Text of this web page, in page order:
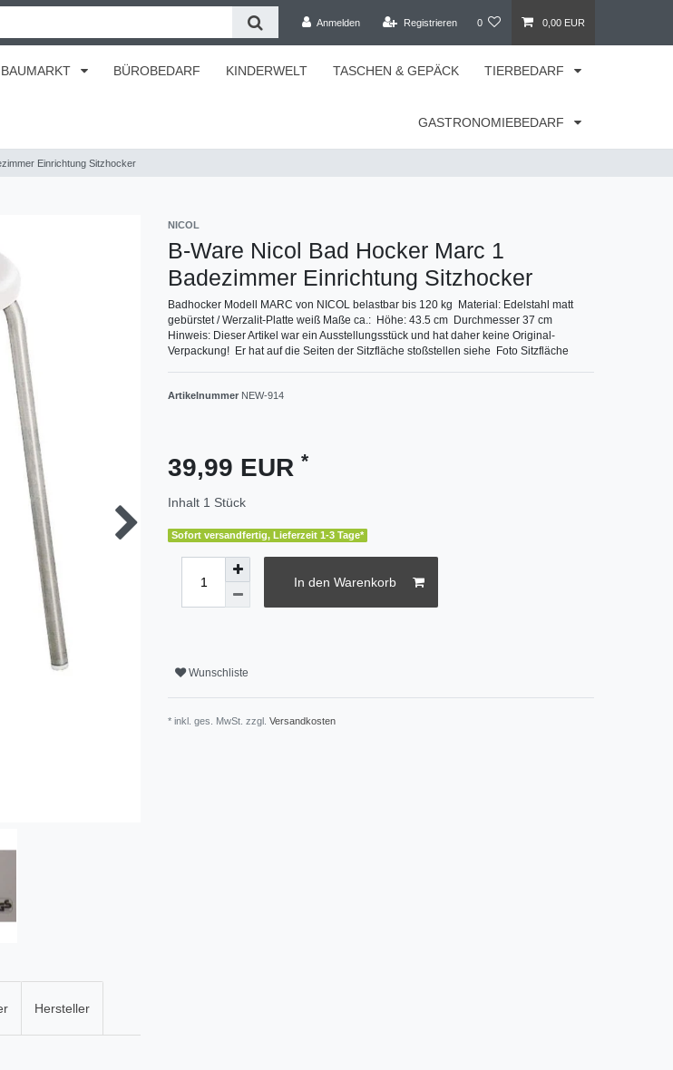
Anmelden Registrieren 0 0,00 EUR
BÜROBEDARF KINDERWELT TASCHEN & GEPÄCK TIERBEDARF
GASTRONOMIEBEDARF
Einrichtung Sitzhocker
NICOL
B-Ware Nicol Bad Hocker Marc 1
Badezimmer Einrichtung Sitzhocker
Badhocker Modell MARC von NICOL belastbar bis 120 kg Material: Edelstahl matt
gebürstet / Werzalit-Platte weiß Maße ca.: Höhe: 43.5 cm Durchmesser 37 cm
Hinweis: Dieser Artikel war ein Ausstellungsstück und hat daher keine Original-
Verpackung! Er hat auf die Seiten der Sitzfläche stoßstellen siehe Foto Sitzfläche
Artikelnummer NEW-914
39,99 EUR *
Inhalt 1 Stück
Sofort versandfertig, Lieferzeit 1-3 Tage*
In den Warenkorb
Wunschliste
* inkl. ges. MwSt. zzgl. Versandkosten
Hersteller